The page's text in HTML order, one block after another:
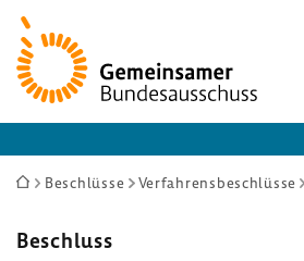
Zur
Startseite
Sie
hier:
Beschlüsse Verfahrensbeschlüsse
Beschluss